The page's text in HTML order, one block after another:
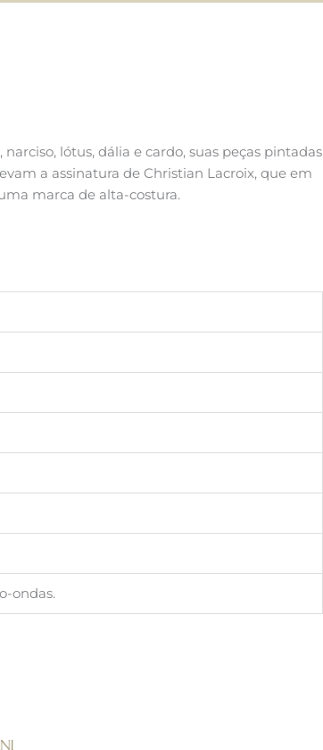
lótus, dália e cardo, suas peças pintadas
a assinatura de Christian Lacroix, que em
marca de alta-costura.
ondas.